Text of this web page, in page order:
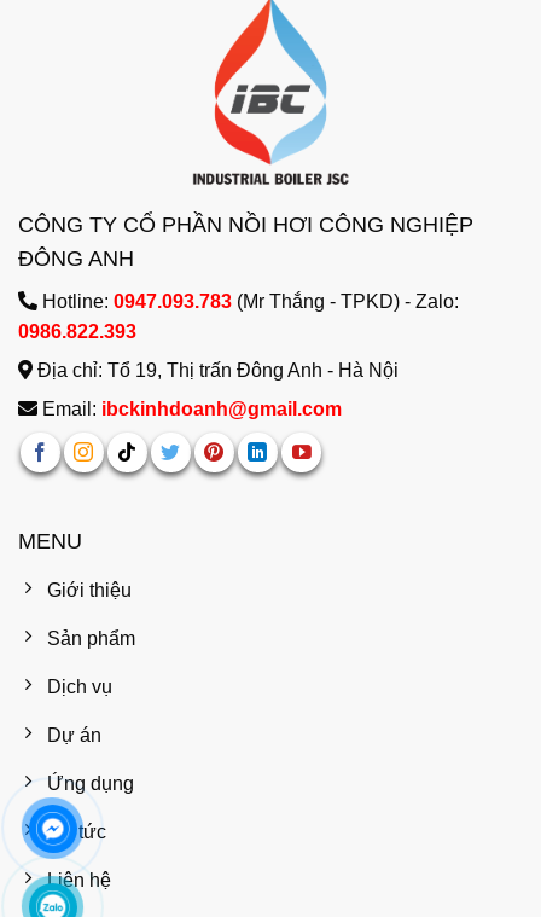
CÔNG TY CỔ PHẦN NỒI HƠI CÔNG NGHIỆP
ĐÔNG ANH
Hotline: 0947.093.783 (Mr Thắng - TPKD) - Zalo:
0986.822.393
Địa chỉ: Tổ 19, Thị trấn Đông Anh - Hà Nội
Email: ibckinhdoanh@gmail.com
MENU
Giới thiệu
Sản phẩm
Dịch vụ
Dự án
Ứng dụng
Tin tức
Liên hệ